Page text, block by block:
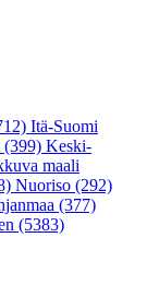
Itä-Suomi
(399) Keski-
maali
Nuoriso (292)
(377)
(5383)